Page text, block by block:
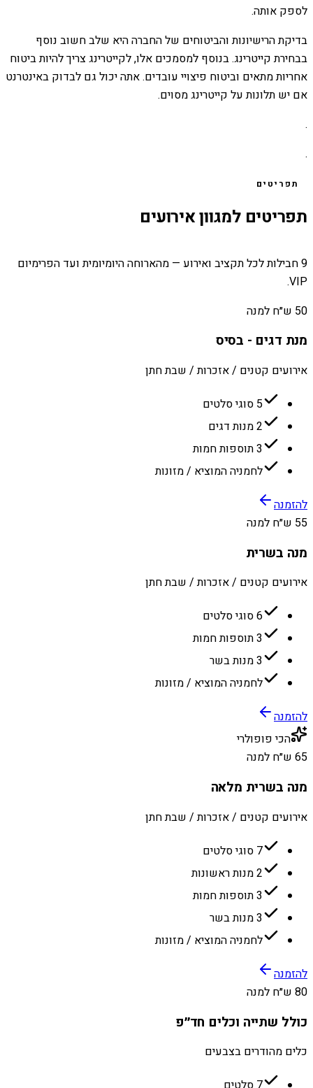
לספק אותה.
בדיקת הרישיונות והביטוחים של החברה היא שלב חשוב נוסף
בבחירת קייטרינג. בנוסף למסמכים אלו, לקייטרינג צריך להיות ביטוח
אחריות מתאים וביטוח פיצויי עובדים. אתה יכול גם לבדוק באינטרנט
אם יש תלונות על קייטרינג מסוים.
.
.
תפריטים
תפריטים למגוון אירועים
9 חבילות לכל תקציב ואירוע — מהארוחה היומיומית ועד הפרימיום
VIP.
50 ש״ח למנה
מנת דגים - בסיס
אירועים קטנים / אזכרות / שבת חתן
5 סוגי סלטים
2 מנות דגים
3 תוספות חמות
לחמניה המוציא / מזונות
להזמנה
55 ש״ח למנה
מנה בשרית
אירועים קטנים / אזכרות / שבת חתן
6 סוגי סלטים
3 תוספות חמות
3 מנות בשר
לחמניה המוציא / מזונות
להזמנה
הכי פופולרי
65 ש״ח למנה
מנה בשרית מלאה
אירועים קטנים / אזכרות / שבת חתן
7 סוגי סלטים
2 מנות ראשונות
3 תוספות חמות
3 מנות בשר
לחמניה המוציא / מזונות
להזמנה
80 ש״ח למנה
כולל שתייה וכלים חד״פ
כלים מהודרים בצבעים